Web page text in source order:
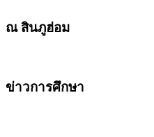
ณ สินภูฮ่อม
ข่าวการศึกษา